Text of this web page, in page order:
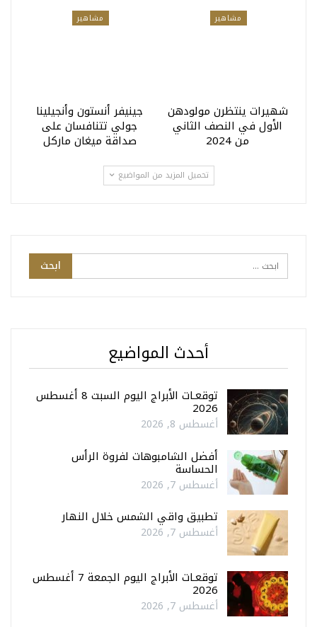
مشاهير
شهيرات ينتظرن مولودهن
الأول في النصف الثاني
من 2024
مشاهير
جينيفر أنستون وأنجيلينا
جولي تتنافسان على
صداقة ميغان ماركل
تحميل المزيد من المواضيع
أحدث المواضيع
توقعـات الأبراج اليوم السبت 8 أغسطس
2026
أغسطس 8, 2026
أفضل الشامبوهات لفروة الرأس
الحساسة
أغسطس 7, 2026
تطبيق واقي الشمس خلال النهار
أغسطس 7, 2026
توقعـات الأبراج اليوم الجمعة 7 أغسطس
2026
أغسطس 7, 2026